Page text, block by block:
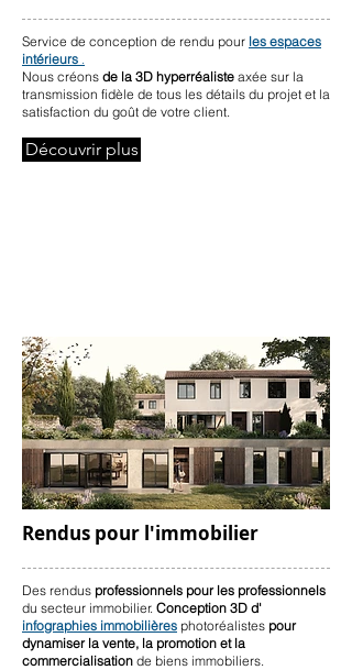
Service de conception de rendu pour les espaces
intérieurs .
Nous créons de la 3D hyperréaliste axée sur la
transmission fidèle de tous les détails du projet et la
satisfaction du goût de votre client.
Découvrir plus
Rendus pour l'immobilier
Des rendus professionnels pour les professionnels
du secteur immobilier. Conception 3D d'
infographies immobilières photoréalistes pour
dynamiser la vente, la promotion et la
commercialisation de biens immobiliers.